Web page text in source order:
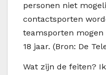
personen niet
contactsporten
teamsporten
18 jaar. (Bron: De
Wat zijn de feiten?